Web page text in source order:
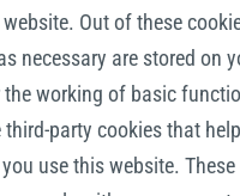
Out of these
necessary are stored on
the working of basic
party cookies that
use this website.